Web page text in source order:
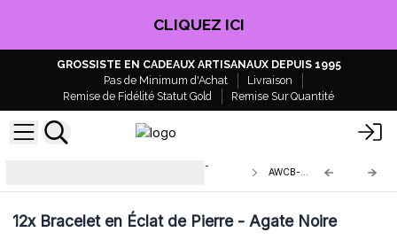
EN PROFITER !
GROSSISTE EN CADEAUX ARTISANAUX DEPUIS 1995
Pas de Minimum d'Achat
Livraison
Remise de Fidélité Statut Gold
Remise Sur Quantité
Bracelets en Éclats de Pierres semi-
AWCB-04
12xBracelet en Éclat de Pierre - Agate Noire